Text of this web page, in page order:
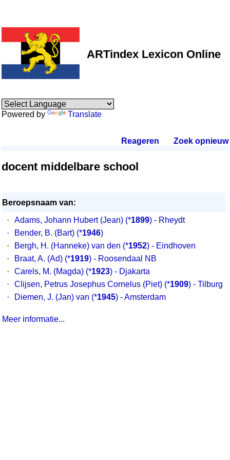
ARTindex Lexicon Online
Powered by Translate
Reageren Zoek opnieuw.
docent middelbare school
Beroepsnaam van:
·
Adams, Johann Hubert (Jean) (*1899) - Rheydt
·
Bender, B. (Bart) (*1946)
·
Bergh, H. (Hanneke) van den (*1952) - Eindhoven
·
Braat, A. (Ad) (*1919) - Roosendaal NB
·
Carels, M. (Magda) (*1923) - Djakarta
·
Clijsen, Petrus Josephus Cornelus (Piet) (*1909) - Tilburg
·
Diemen, J. (Jan) van (*1945) - Amsterdam
Meer informatie...